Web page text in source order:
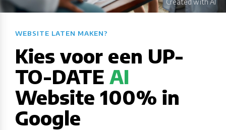
WEBSITE LATEN MAKEN?​​​​​​​​​​​​​​
Kies voor een UP-
TO-DATE AI
Website 100% in
Google